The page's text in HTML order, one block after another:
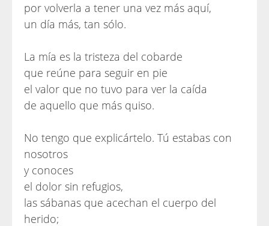
por volverla a tener una vez más aquí,
un día más, tan sólo.
La mía es la tristeza del cobarde
que reúne para seguir en pie
el valor que no tuvo para ver la caída
de aquello que más quiso.
No tengo que explicártelo. Tú estabas con
nosotros
y conoces
el dolor sin refugios,
las sábanas que acechan el cuerpo del
herido;